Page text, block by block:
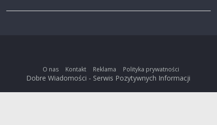
O nas Kontakt Reklama Polityka prywatności
Dobre Wiadomości - Serwis Pozytywnych Informacji